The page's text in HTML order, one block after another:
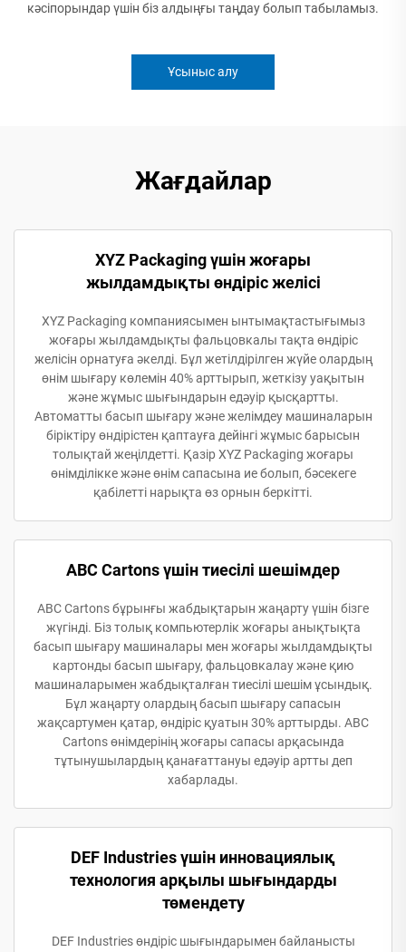
кәсіпорындар үшін біз алдыңғы таңдау болып табыламыз.
Ұсыныс алу
Жағдайлар
XYZ Packaging үшін жоғары
жылдамдықты өндіріс желісі
XYZ Packaging компаниясымен ынтымақтастығымыз
жоғары жылдамдықты фальцовкалы тақта өндіріс
желісін орнатуға әкелді. Бұл жетілдірілген жүйе олардың
өнім шығару көлемін 40% арттырып, жеткізу уақытын
және жұмыс шығындарын едәуір қысқартты.
Автоматты басып шығару және желімдеу машиналарын
біріктіру өндірістен қаптауға дейінгі жұмыс барысын
толықтай жеңілдетті. Қазір XYZ Packaging жоғары
өнімділікке және өнім сапасына ие болып, бәсекеге
қабілетті нарықта өз орнын беркітті.
ABC Cartons үшін тиесілі шешімдер
ABC Cartons бұрынғы жабдықтарын жаңарту үшін бізге
жүгінді. Біз толық компьютерлік жоғары анықтықта
басып шығару машиналары мен жоғары жылдамдықты
картонды басып шығару, фальцовкалау және қию
машиналарымен жабдықталған тиесілі шешім ұсындық.
Бұл жаңарту олардың басып шығару сапасын
жақсартумен қатар, өндіріс қуатын 30% арттырды. ABC
Cartons өнімдерінің жоғары сапасы арқасында
тұтынушылардың қанағаттануы едәуір артты деп
хабарлады.
DEF Industries үшін инновациялық
технология арқылы шығындарды
төмендету
DEF Industries өндіріс шығындарымен байланысты